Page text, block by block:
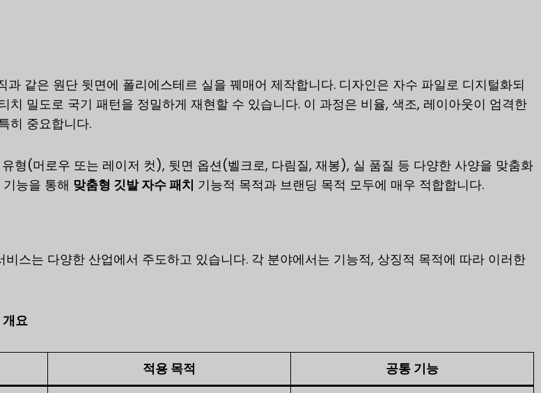
과 같은 원단 뒷면에 폴리에스테르 실을 꿰매어 제작합니다. 디자인은 자수 파일로 디지털화되
치 밀도로 국기 패턴을 정밀하게 재현할 수 있습니다. 이 과정은 비율, 색조, 레이아웃이 엄격한
히 중요합니다.
형(머로우 또는 레이저 컷), 뒷면 옵션(벨크로, 다림질, 재봉), 실 품질 등 다양한 사양을 맞춤화
능을 통해 맞춤형 깃발 자수 패치 기능적 목적과 브랜딩 목적 모두에 매우 적합합니다.
스는 다양한 산업에서 주도하고 있습니다. 각 분야에서는 기능적, 상징적 목적에 따라 이러한
요
적용 목적
공통 기능